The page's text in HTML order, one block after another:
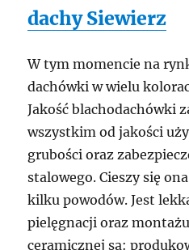
dachy Siewierz
W tym momencie na
dachówki w wielu
Jakość blachodachówki
wszystkim od jakości
grubości oraz
stalowego. Cieszy się
kilku powodów. Jest
pielęgnacji oraz
ceramicznej są: